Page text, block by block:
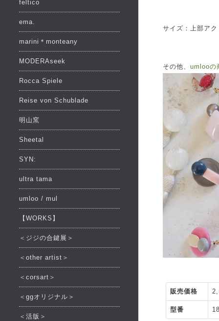
サイズ：上部ア
その他、umlooの
販売価格
型番
feltico
ema.
marini＊monteany
MODERAseek
Rocca Spiele
Reise von Schublade
明山窯
Sheetal
SYN:
ultra tama
umloo / mul
【WORKS】
＜ジジの合鍵展＞
＜other artist＞
＜corsart＞
＜ggオリジナル＞
＜活版＞